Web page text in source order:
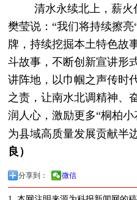
清水永续北上，薪
樊莹说：“我们将持续擦
牌，持续挖掘本土特色故
斗故事，不断创新宣讲形
讲阵地，以巾帼之声传时
之责，让南水北调精神、
润人心，激励更多“桐柏小
为县域高质量发展贡献半
良）
分享到： 微信